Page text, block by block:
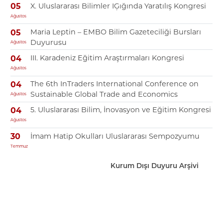
05
Ağustos
X. Uluslararası Bilimler IĢığında Yaratılış Kongresi
05
Ağustos
Maria Leptin – EMBO Bilim Gazeteciliği Bursları
Duyurusu
04
Ağustos
III. Karadeniz Eğitim Araştırmaları Kongresi
04
Ağustos
The 6th InTraders International Conference on
Sustainable Global Trade and Economics
04
Ağustos
5. Uluslararası Bilim, İnovasyon ve Eğitim Kongresi
30
Temmuz
İmam Hatip Okulları Uluslararası Sempozyumu
Kurum Dışı Duyuru Arşivi